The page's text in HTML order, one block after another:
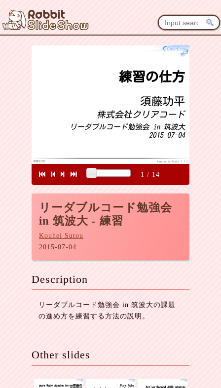
リーダブルコード勉強会
in 筑波大 - 練習
Kouhei Sutou
2015-07-04
1 / 14
Description
リーダブルコード勉強会 in 筑波大の課題
の進め方を練習する方法の説明。
Other slides